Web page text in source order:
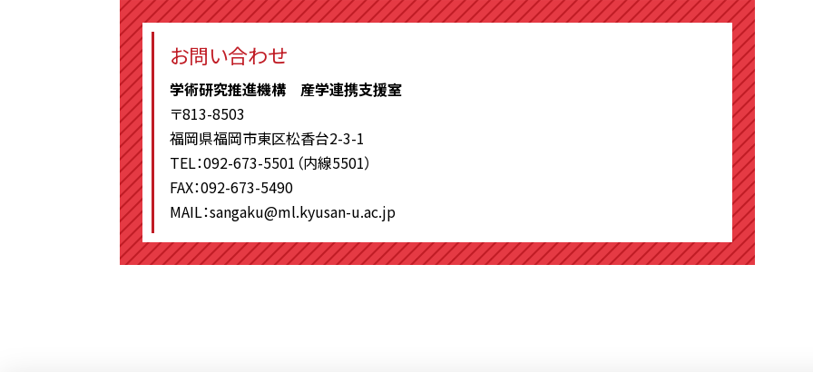
お問い合わせ
学術研究推進機構 産学連携支援室
〒813-8503
福岡県福岡市東区松香台2-3-1
TEL：092-673-5501（内線5501）
FAX：092-673-5490
MAIL：sangaku@ml.kyusan-u.ac.jp